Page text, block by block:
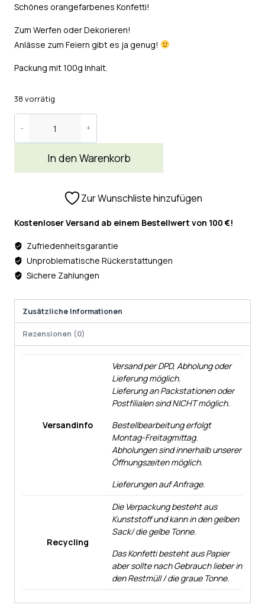
Schönes orangefarbenes Konfetti!
Zum Werfen oder Dekorieren!
Anlässe zum Feiern gibt es ja genug!
Packung mit 100g Inhalt.
38 vorrätig
In den Warenkorb
Zur Wunschliste hinzufügen
Kostenloser Versand ab einem Bestellwert von 100 €!
Zufriedenheitsgarantie
Unproblematische Rückerstattungen
Sichere Zahlungen
Zusätzliche Informationen
Rezensionen (0)
Versandinfo
Versand per DPD, Abholung oder
Lieferung möglich.
Lieferung an Packstationen oder
Postfilialen sind NICHT möglich.
Bestellbearbeitung erfolgt
Montag-Freitagmittag.
Abholungen sind innerhalb unserer
Öffnungszeiten möglich.
Lieferungen auf Anfrage.
Recycling
Die Verpackung besteht aus
Kunststoff und kann in den gelben
Sack/ die gelbe Tonne.
Das Konfetti besteht aus Papier
aber sollte nach Gebrauch lieber in
den Restmüll / die graue Tonne.